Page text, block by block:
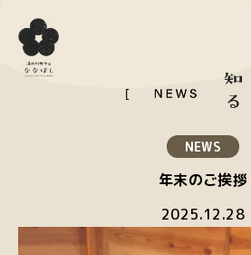
NEWS
年末のご挨拶
2025.12.28